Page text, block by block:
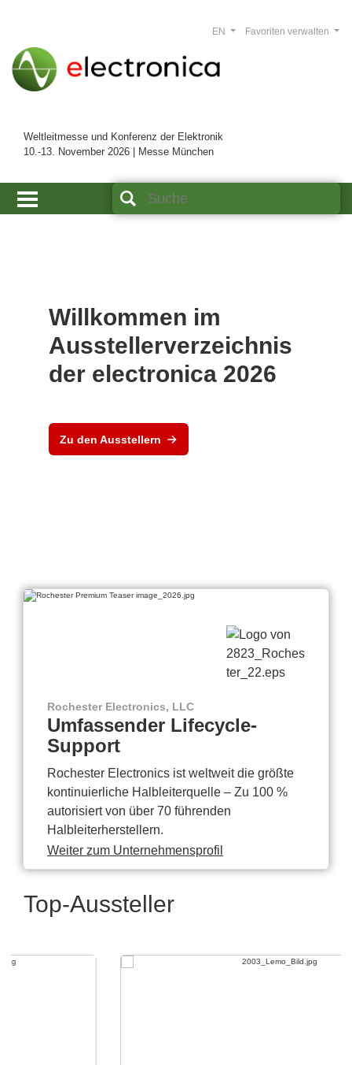
Weltleitmesse und Konferenz der Elektronik
10.-13. November 2026 | Messe München
Favoriten verwalten
EN
Willkommen im
Ausstellerverzeichnis
der electronica 2026
Zu den Ausstellern
Rochester Electronics, LLC
Umfassender Lifecycle-
Support
Rochester Electronics ist weltweit die größte
kontinuierliche Halbleiterquelle – Zu 100 %
autorisiert von über 70 führenden
Halbleiterherstellern.
Weiter zum Unternehmensprofil
Top-Aussteller